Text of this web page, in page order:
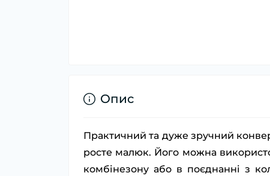
Опис
Практичний та дуже зручний
росте малюк. Його можна
комбінезону або в поєднанні з